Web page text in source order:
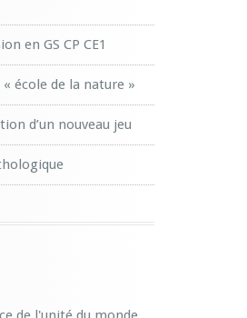
en GS CP CE1
école de la nature »
d’un nouveau jeu